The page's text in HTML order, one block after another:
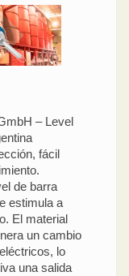
– Level
fácil
de barra
estimula a
El material
un cambio
lo
una salida